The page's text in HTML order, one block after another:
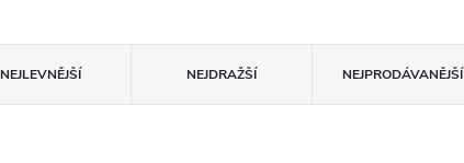
NEJLEVNĚJŠÍ NEJDRAŽŠÍ NEJPRODÁVANĚJŠÍ